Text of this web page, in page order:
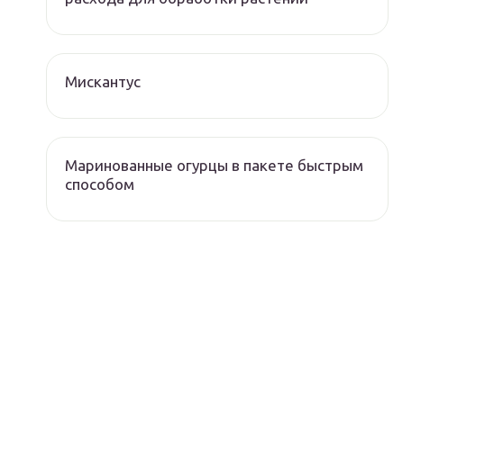
Мискантус
Маринованные огурцы в пакете быстрым
способом